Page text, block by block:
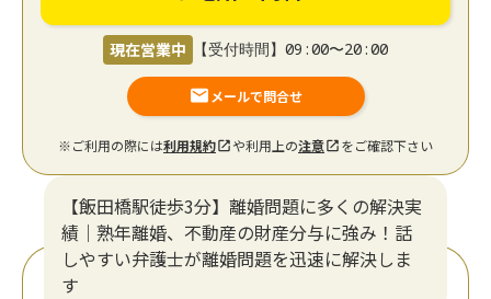
現在営業中 【受付時間】09:00〜20:00
メールで問合せ
※ご利用の際には利用規約 や利用上の注意 をご確認下さい
【飯田橋駅徒歩3分】離婚問題に多くの解決実
績｜熟年離婚、不動産の財産分与に強み！話
しやすい弁護士が離婚問題を迅速に解決しま
す